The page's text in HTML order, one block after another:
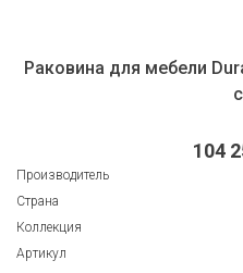
Раковина для мебели
104
Производитель
Страна
Коллекция
Артикул